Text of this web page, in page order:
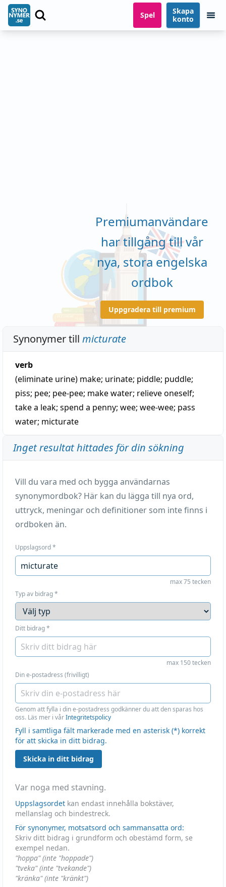
Spel
Skapa
konto
Premiumanvändare
har tillgång till vår
nya, stora engelska
ordbok
Uppgradera till premium
Synonymer till micturate
verb
(eliminate urine) make; urinate; piddle; puddle;
piss; pee; pee-pee; make water; relieve oneself;
take a leak; spend a penny; wee; wee-wee; pass
water; micturate
Inget resultat hittades för din sökning
Vill du vara med och bygga användarnas
synonymordbok? Här kan du lägga till nya ord,
uttryck, meningar och definitioner som inte finns i
ordboken än.
Uppslagsord*
max 75 tecken
Typ av bidrag*
Ditt bidrag*
max 150 tecken
Din e-postadress (frivilligt)
Genom att fylla i din e-postadress godkänner du att den sparas hos
oss. Läs mer i vårIntegritetspolicy
Fyll i samtliga fält markerade med en asterisk (*) korrekt
för att skicka in ditt bidrag.
Skicka in ditt bidrag
Var noga med stavning.
Uppslagsordet kan endast innehålla bokstäver,
mellanslag och bindestreck.
För synonymer, motsatsord och sammansatta ord:
Skriv ditt bidrag i grundform och obestämd form, se
exempel nedan.
"hoppa" (inte "hoppade")
"tveka" (inte "tvekande")
"kränka" (inte "kränkt")